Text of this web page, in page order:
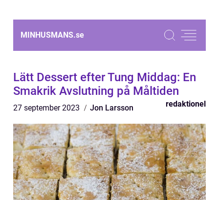
MINHUSMANS.se
Lätt Dessert efter Tung Middag: En
Smakrik Avslutning på Måltiden
27 september 2023 Jon Larsson redaktionel